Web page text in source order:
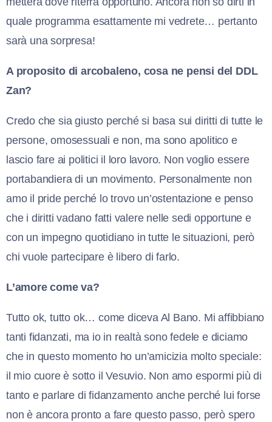
quale programma esattamente mi vedrete… pertanto
sarà una sorpresa!
A proposito di arcobaleno, cosa ne pensi del DDL
Zan?
Credo che sia giusto perché si basa sui diritti di tutte le
persone, omosessuali e non, ma sono apolitico e
lascio fare ai politici il loro lavoro. Non voglio essere
portabandiera di un movimento. Personalmente non
amo il pride perché lo trovo un’ostentazione e penso
che i diritti vadano fatti valere nelle sedi opportune e
con un impegno quotidiano in tutte le situazioni, però
chi vuole partecipare è libero di farlo.
L’amore come va?
Tutto ok, tutto ok… come diceva Al Bano. Mi affibbiano
tanti fidanzati, ma io in realtà sono fedele e diciamo
che in questo momento ho un’amicizia molto speciale:
il mio cuore è sotto il Vesuvio. Non amo espormi più di
tanto e parlare di fidanzamento anche perché lui forse
non è ancora pronto a fare questo passo, però spero